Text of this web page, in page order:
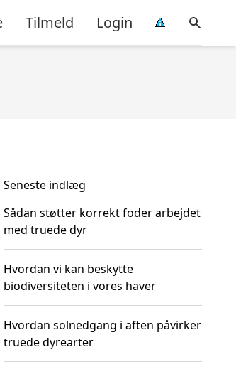
Tilmeld Login
Seneste indlæg
Sådan støtter korrekt foder arbejdet
med truede dyr
Hvordan vi kan beskytte
biodiversiteten i vores haver
Hvordan solnedgang i aften påvirker
truede dyrearter